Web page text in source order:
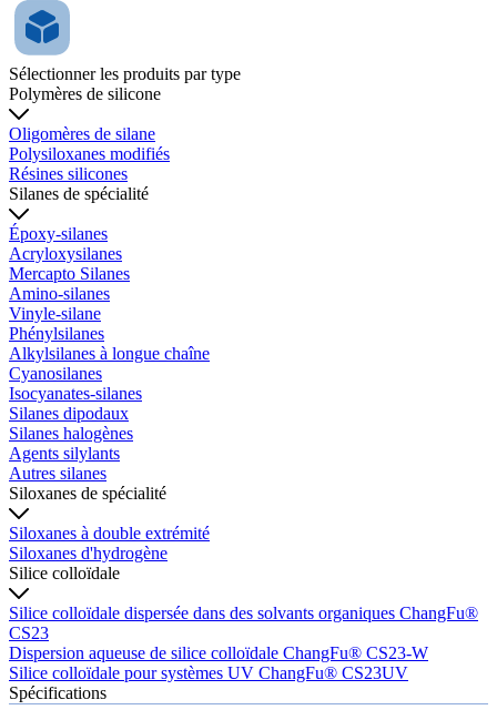
Sélectionner les produits par type
Polymères de silicone
Oligomères de silane
Polysiloxanes modifiés
Résines silicones
Silanes de spécialité
Époxy-silanes
Acryloxysilanes
Mercapto Silanes
Amino-silanes
Vinyle-silane
Phénylsilanes
Alkylsilanes à longue chaîne
Cyanosilanes
Isocyanates-silanes
Silanes dipodaux
Silanes halogènes
Agents silylants
Autres silanes
Siloxanes de spécialité
Siloxanes à double extrémité
Siloxanes d'hydrogène
Silice colloïdale
Silice colloïdale dispersée dans des solvants organiques ChangFu®
CS23
Dispersion aqueuse de silice colloïdale ChangFu® CS23-W
Silice colloïdale pour systèmes UV ChangFu® CS23UV
Spécifications